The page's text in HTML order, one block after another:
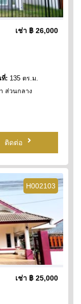
เช่า ฿ 26,000
: 135 ตร.ม.
ส่วนกลาง
ติดต่อ
H002103
เช่า ฿ 25,000